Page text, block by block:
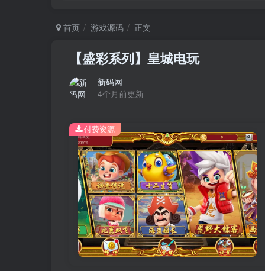
首页 游戏源码 正文
【盛彩系列】皇城电玩
新码网
4个月前更新
付费资源